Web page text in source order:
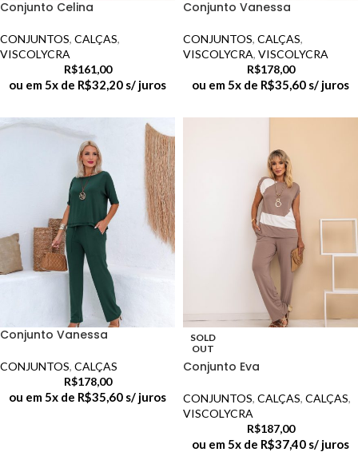
Conjunto Celina
CONJUNTOS, CALÇAS,
VISCOLYCRA
R$161,00
ou em 5x de R$32,20 s/ juros
Conjunto Vanessa
CONJUNTOS, CALÇAS,
VISCOLYCRA, VISCOLYCRA
R$178,00
ou em 5x de R$35,60 s/ juros
Conjunto Vanessa
CONJUNTOS, CALÇAS
R$178,00
ou em 5x de R$35,60 s/ juros
SOLD
OUT
Conjunto Eva
CONJUNTOS, CALÇAS, CALÇAS,
VISCOLYCRA
R$187,00
ou em 5x de R$37,40 s/ juros